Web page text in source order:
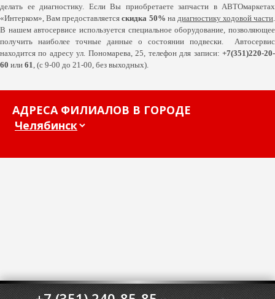
делать ее диагностику. Если Вы приобретаете запчасти в АВТОмаркетах
«Интерком», Вам предоставляетсяскидка 50% на диагностику ходовой части.
В нашем автосервисе используется специальное оборудование, позволяющее
получить наиболее точные данные о состоянии подвески. Автосервис
находится по адресу ул. Пономарева, 25, телефон для записи: +7(351)220-20-
60 или 61, (с 9-00 до 21-00, без выходных).
АДРЕСА ФИЛИАЛОВ В ГОРОДЕ